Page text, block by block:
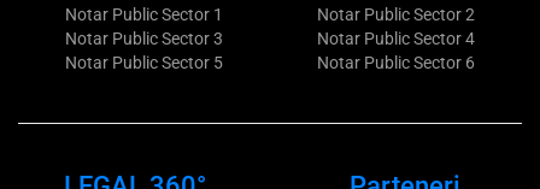
Notar Public Sector 1
Notar Public Sector 2
Notar Public Sector 3
Notar Public Sector 4
Notar Public Sector 5
Notar Public Sector 6